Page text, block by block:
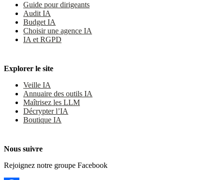
Guide pour dirigeants
Audit IA
Budget IA
Choisir une agence IA
IA et RGPD
Explorer le site
Veille IA
Annuaire des outils IA
Maîtrisez les LLM
Décrypter l’IA
Boutique IA
Nous suivre
Rejoignez notre groupe Facebook